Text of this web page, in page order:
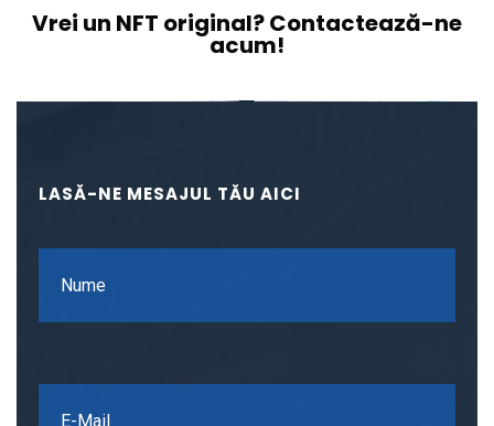
Vrei un NFT original? Contactează-ne
acum!
LASĂ-NE MESAJUL TĂU AICI